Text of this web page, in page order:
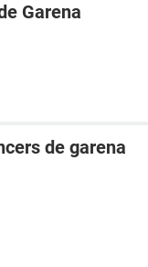
Garena
de garena